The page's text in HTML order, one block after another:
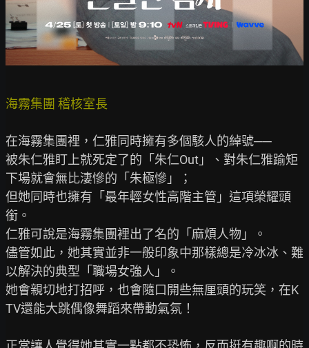
海霧集團 稽核室長
在海霧集團裡，仁雅同時擁有多個駭人的綽號──
被朱仁雅盯上就死定了的「朱仁Out」、對朱仁雅踰矩
下場就會無比淒慘的「朱極慘」；
但她同時也擁有「最年輕女性高階主管」這項榮耀頭
銜。
仁雅可說是海霧集團裡出了名的「麻煩人物」。
儘管如此，她其實並非一般印象中那樣總是冷冰冰、難
以解決的典型「職場女強人」。
她會親切地打招呼，也會隨口開些無厘頭的玩笑，在K
TV還能大跳偶像舞蹈來帶動氣氛！